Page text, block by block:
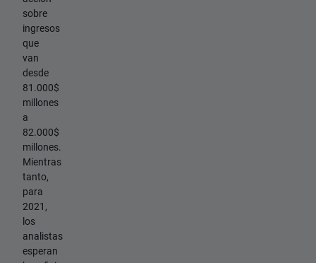
sobre
ingresos
que
van
desde
81.000$
millones
a
82.000$
millones.
Mientras
tanto,
para
2021,
los
analistas
esperan